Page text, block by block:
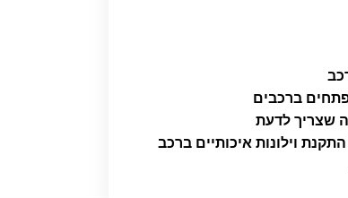
ברכבים
שצריך לדעת
וילונות איכותיים ברכב